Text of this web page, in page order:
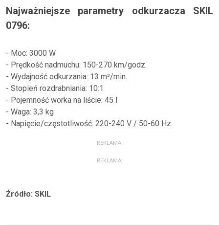
Najważniejsze parametry odkurzacza SKIL
0796:
- Moc: 3000 W
- Prędkość nadmuchu: 150-270 km/godz.
- Wydajność odkurzania: 13 m³/min.
- Stopień rozdrabniania: 10:1
- Pojemność worka na liście: 45 l
- Waga: 3,3 kg
- Napięcie/częstotliwość: 220-240 V / 50-60 Hz.
REKLAMA:
REKLAMA:
Źródło: SKIL